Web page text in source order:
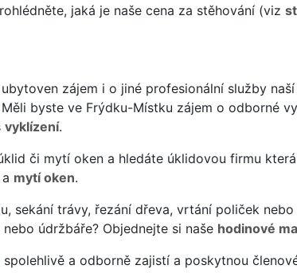
jaká je naše cena za stěhování (viz
zájem i o jiné profesionální služby naší
byste ve Frýdku-Místku zájem o odborné
vyklízení.
či mytí oken a hledáte úklidovou firmu
a mytí oken.
sekání trávy, řezání dřeva, vrtání poliček nebo
údržbáře? Objednejte si naše hodinové
a odborně zajistí a poskytnou